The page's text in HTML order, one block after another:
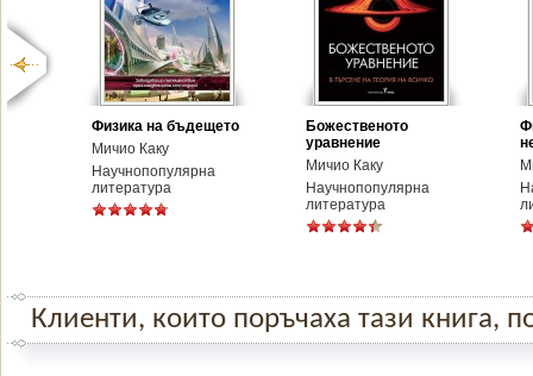
Физика на бъдещето
Мичио Каку
Научнопопулярна
литература
Божественото
уравнение
Мичио Каку
Научнопопулярна
литература
Клиенти, които поръчаха тази книга,